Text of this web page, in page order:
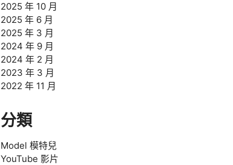
2025 年 10 月
2025 年 6 月
2025 年 3 月
2024 年 9 月
2024 年 2 月
2023 年 3 月
2022 年 11 月
分類
Model 模特兒
YouTube 影片